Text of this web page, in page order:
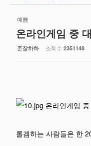
예쁨
온라인게임 중
존잘하하 조회 수 2351148
롤겜하는 사람들은 한